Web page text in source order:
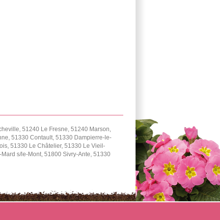
51240 Le Fresne, 51240 Marson,
51330 Contault, 51330 Dampierre-le-
51330 Le Châtelier, 51330 Le Vieil-
s/le-Mont, 51800 Sivry-Ante, 51330